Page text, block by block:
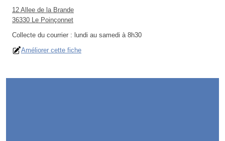
12 Allee de la Brande
36330 Le Poinçonnet
Collecte du courrier : lundi au samedi à 8h30
Améliorer cette fiche